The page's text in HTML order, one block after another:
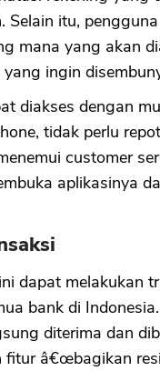
Selain itu,
mana yang akan
ingin
diakses dengan
tidak perlu
customer
aplikasinya
dapat melakukan
bank di
diterima dan
â€œbagikan